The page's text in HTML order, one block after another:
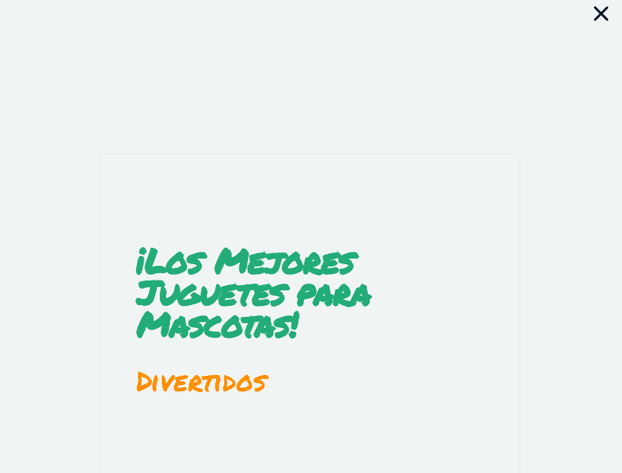
¡Los Mejores
Juguetes para
Mascotas!
Divertidos